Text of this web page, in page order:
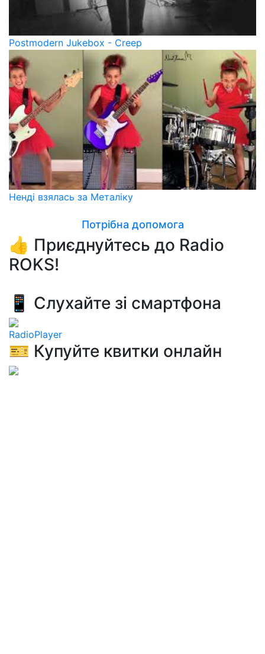
Postmodern Jukebox - Creep
Ненді взялась за Металіку
Потрібна допомога
👍 Приєднуйтесь до Radio
ROKS!
📱 Слухайте зі смартфона
RadioPlayer
🎫 Купуйте квитки онлайн